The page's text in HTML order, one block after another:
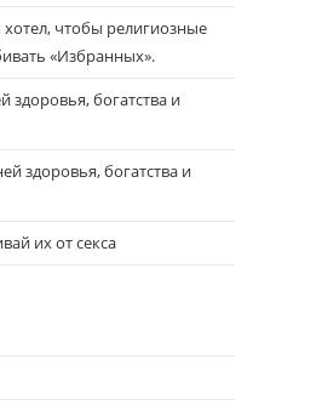
чтобы религиозные
«Избранных».
здоровья, богатства и
здоровья, богатства и
их от секса